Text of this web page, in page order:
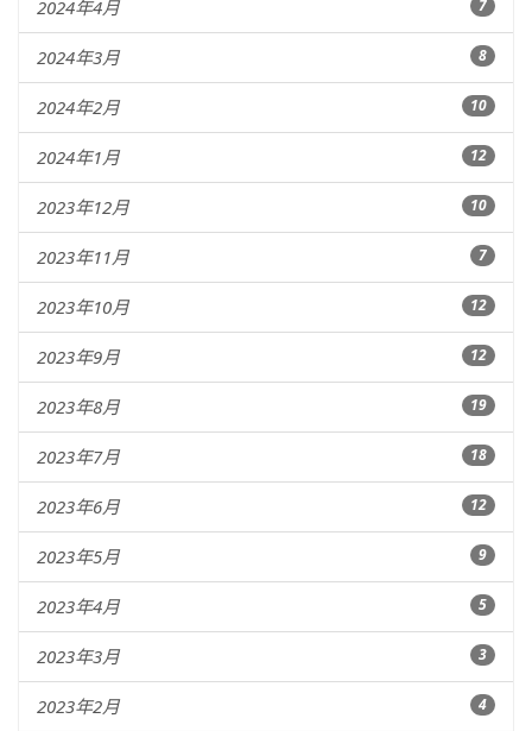
2024年4月 7
2024年3月 8
2024年2月 10
2024年1月 12
2023年12月 10
2023年11月 7
2023年10月 12
2023年9月 12
2023年8月 19
2023年7月 18
2023年6月 12
2023年5月 9
2023年4月 5
2023年3月 3
2023年2月 4